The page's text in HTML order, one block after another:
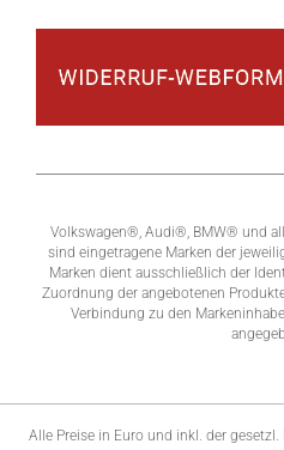
Volkswagen®, Audi®, BMW® und
sind eingetragene Marken der
Marken dient ausschließlich der
Zuordnung der angebotenen
Verbindung zu den
Alle Preise in Euro und inkl. der